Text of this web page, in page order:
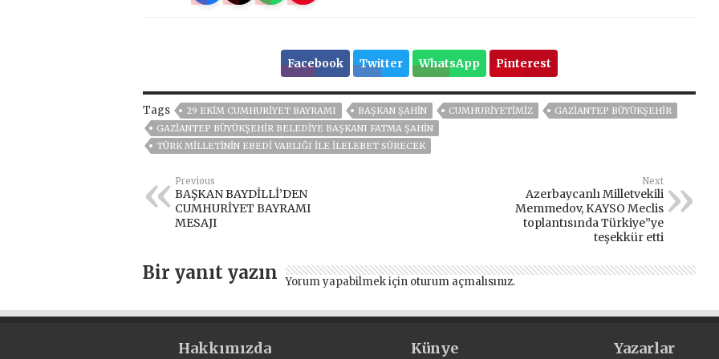
Facebook Twitter WhatsApp Pinterest
Tags 29 EKIM CUMHURIYET BAYRAMI BAŞKAN ŞAHİN CUMHURİYETİMİZ
GAZİANTEP BÜYÜKŞEHİR
GAZIANTEP BÜYÜKŞEHIR BELEDIYE BAŞKANI FATMA ŞAHIN
TÜRK MİLLETİNİN EBEDİ VARLIĞI İLE İLELEBET SÜRECEK
Previous
BAŞKAN BAYDİLLİ’DEN
CUMHURİYET BAYRAMI
MESAJI
Next
Azerbaycanlı Milletvekili
Memmedov, KAYSO Meclis
toplantısında Türkiye”ye
teşekkür etti
Bir yanıt yazın Yorum yapabilmek için oturum açmalısınız.
Hakkımızda Künye Yazarlar